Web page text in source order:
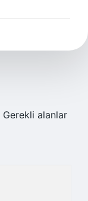
Gerekli alanlar